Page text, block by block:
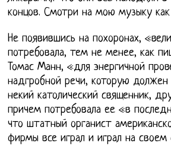
концов. Смотри на мою музыку
Не появившись на похоронах,
потребовала, тем не менее, как
Томас Манн, «для энергичной
надгробной речи, которую должен
некий католический священник,
причем потребовала ее «в
что штатный органист
фирмы все играл и играл на своем